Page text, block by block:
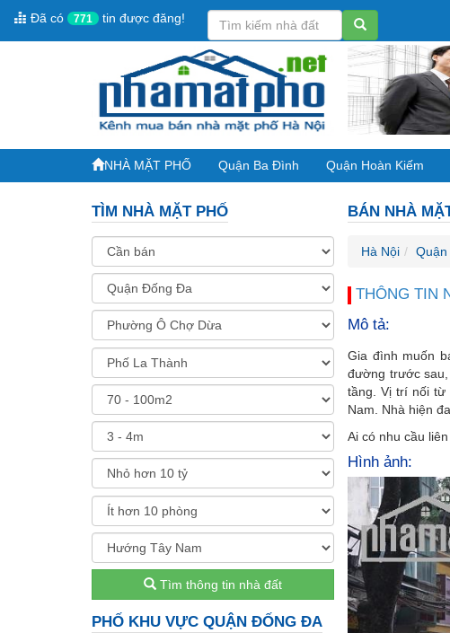
Đã có 771 tin được đăng!
NHÀ MẶT PHỐ Quận Ba Đình Quận Hoàn Kiếm
TÌM NHÀ MẶT PHỐ
Tìm thông tin nhà đất
PHỐ KHU VỰC QUẬN ĐỐNG ĐA
BÁN NHÀ
Hà Nội
THÔNG TIN
Mô tả:
Gia đình muốn
đường trước
tầng. Vị trí nối từ
Nam. Nhà hiện
Ai có nhu cầu
Hình ảnh: